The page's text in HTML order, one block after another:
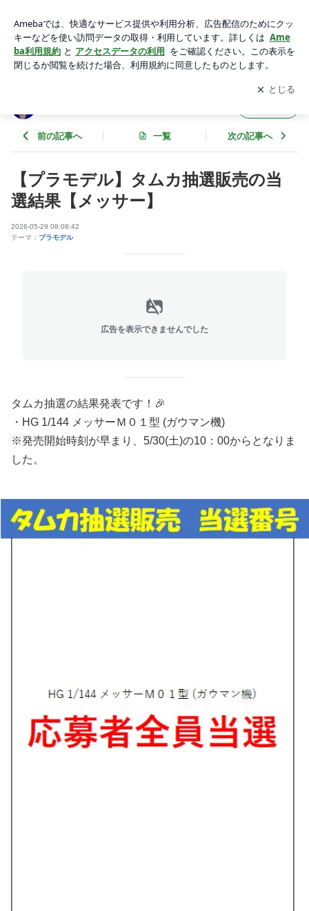
ーショップタムタム岐阜店のブログ
アプリをダウンロードして ブログの更新通知
を受け取りまし
ょう。
開く
前の記事へ 一覧 次の記事へ
【プラモデル】タムカ抽選販売の当
選結果【メッサー】
2026-05-29 08:08:42
テーマ： プラモデル
広告を表示できませんでした
タムカ抽選の結果発表です！🎉
・HG 1/144 メッサーＭ０１型 (ガウマン機)
※発売開始時刻が早まり、5/30(土)の10：00からとなりま
した。